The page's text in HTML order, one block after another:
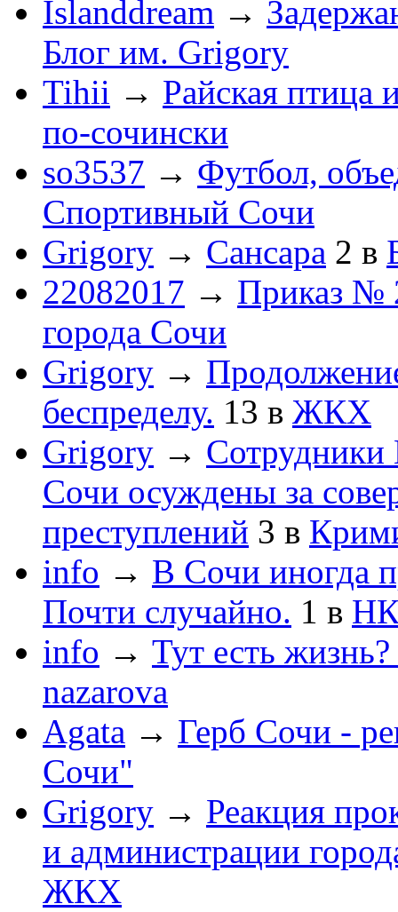
Islanddream →
Блог им. Grigory
Tihii → Райская птица
по-cочински
so3537 → Футбол,
Спортивный Сочи
Grigory → Сансара 2 в
22082017 → Приказ №
города Сочи
Grigory →
беспределу. 13 в ЖКХ
Grigory →
Сочи осуждены за
преступлений 3 в
info → В Сочи иногда
Почти случайно. 1 в
info → Тут есть
nazarova
Agata → Герб Сочи -
Сочи"
Grigory → Реакция
и администрации
ЖКХ